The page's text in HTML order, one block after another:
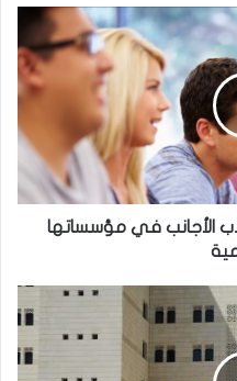
الأجانب في مؤسساتها